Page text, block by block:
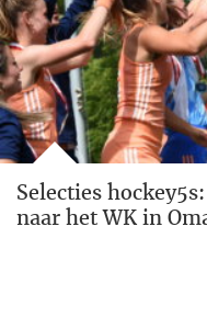
Selecties
naar het WK in